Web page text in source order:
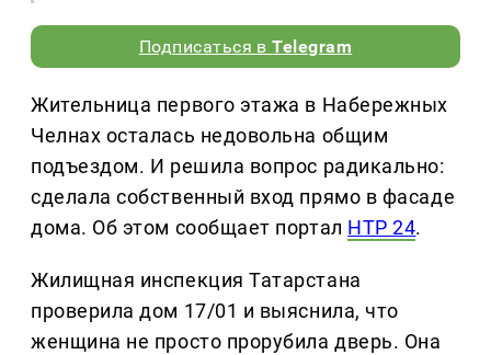
Подписаться вTelegram
Жительница первого этажа в Набережных
Челнах осталась недовольна общим
подъездом. И решила вопрос радикально:
сделала собственный вход прямо в фасаде
дома. Об этом сообщает портал НТР 24.
Жилищная инспекция Татарстана
проверила дом 17/01 и выяснила, что
женщина не просто прорубила дверь. Она